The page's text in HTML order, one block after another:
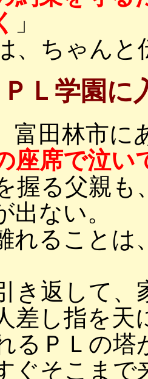
」
、ちゃん
Ｌ学園に
富田林市に
座席で泣い
握る父親も
出ない。
れること
き返して、
差し指を天
るＰＬの塔
ぐそこま